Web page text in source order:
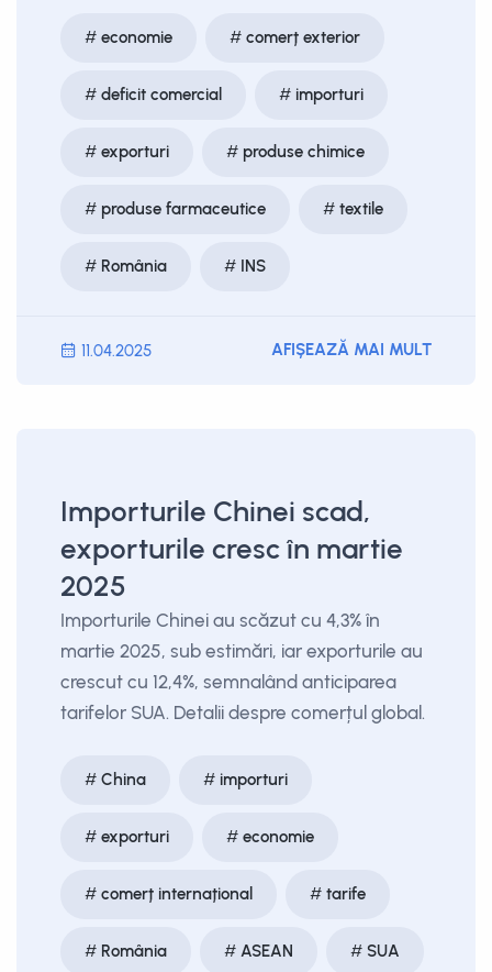
economie comerț exterior
deficit comercial importuri
exporturi produse chimice
produse farmaceutice textile
România INS
11.04.2025 AFIȘEAZĂ MAI MULT
Importurile Chinei scad,
exporturile cresc în martie
2025
Importurile Chinei au scăzut cu 4,3% în
martie 2025, sub estimări, iar exporturile au
crescut cu 12,4%, semnalând anticiparea
tarifelor SUA. Detalii despre comerțul global.
China importuri
exporturi economie
comerț internațional tarife
România ASEAN SUA